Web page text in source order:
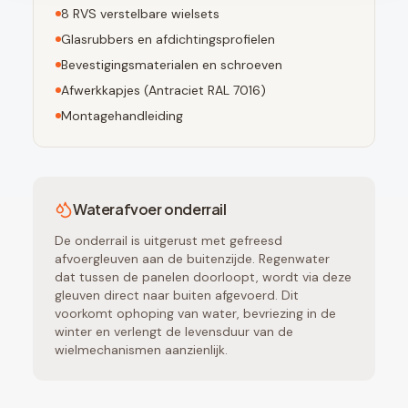
8 RVS verstelbare wielsets
Glasrubbers en afdichtingsprofielen
Bevestigingsmaterialen en schroeven
Afwerkkapjes (Antraciet RAL 7016)
Montagehandleiding
Waterafvoer onderrail
De onderrail is uitgerust met gefreesd
afvoergleuven aan de buitenzijde. Regenwater
dat tussen de panelen doorloopt, wordt via deze
gleuven direct naar buiten afgevoerd. Dit
voorkomt ophoping van water, bevriezing in de
winter en verlengt de levensduur van de
wielmechanismen aanzienlijk.